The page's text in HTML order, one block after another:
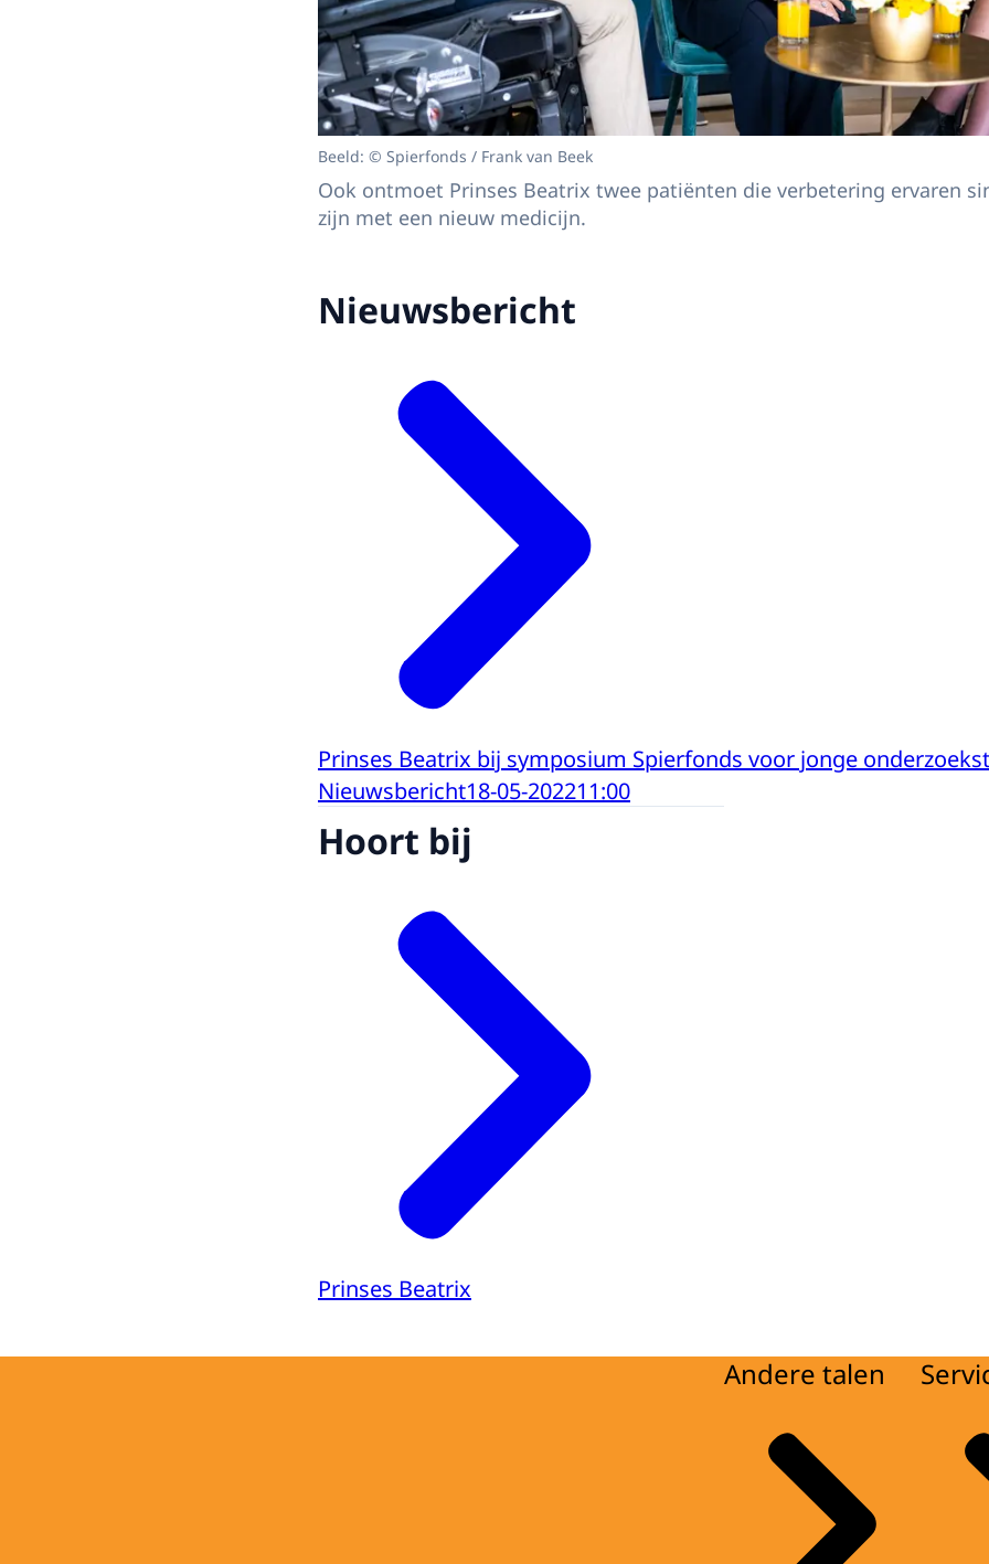
Beeld: © Spierfonds / Frank van Beek
Ook ontmoet Prinses Beatrix twee patiënten die verbetering ervaren
zijn met een nieuw medicijn.
Nieuwsbericht
Prinses Beatrix bij symposium Spierfonds voor jonge
Nieuwsbericht18-05-202211:00
Hoort bij
Prinses Beatrix
Andere talen